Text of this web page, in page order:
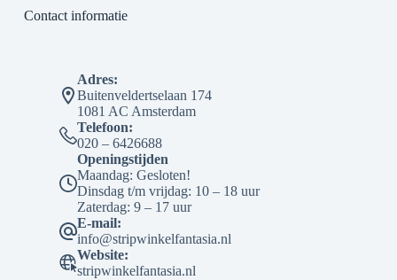
Contact informatie
Adres:
Buitenveldertselaan 174
1081 AC Amsterdam
Telefoon:
020 – 6426688
Openingstijden
Maandag: Gesloten!
Dinsdag t/m vrijdag: 10 – 18 uur
Zaterdag: 9 – 17 uur
E-mail:
info@stripwinkelfantasia.nl
Website:
stripwinkelfantasia.nl